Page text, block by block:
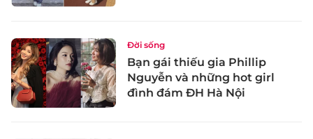
Đời sống
Bạn gái thiếu gia Phillip
Nguyễn và những hot girl
đình đám ĐH Hà Nội